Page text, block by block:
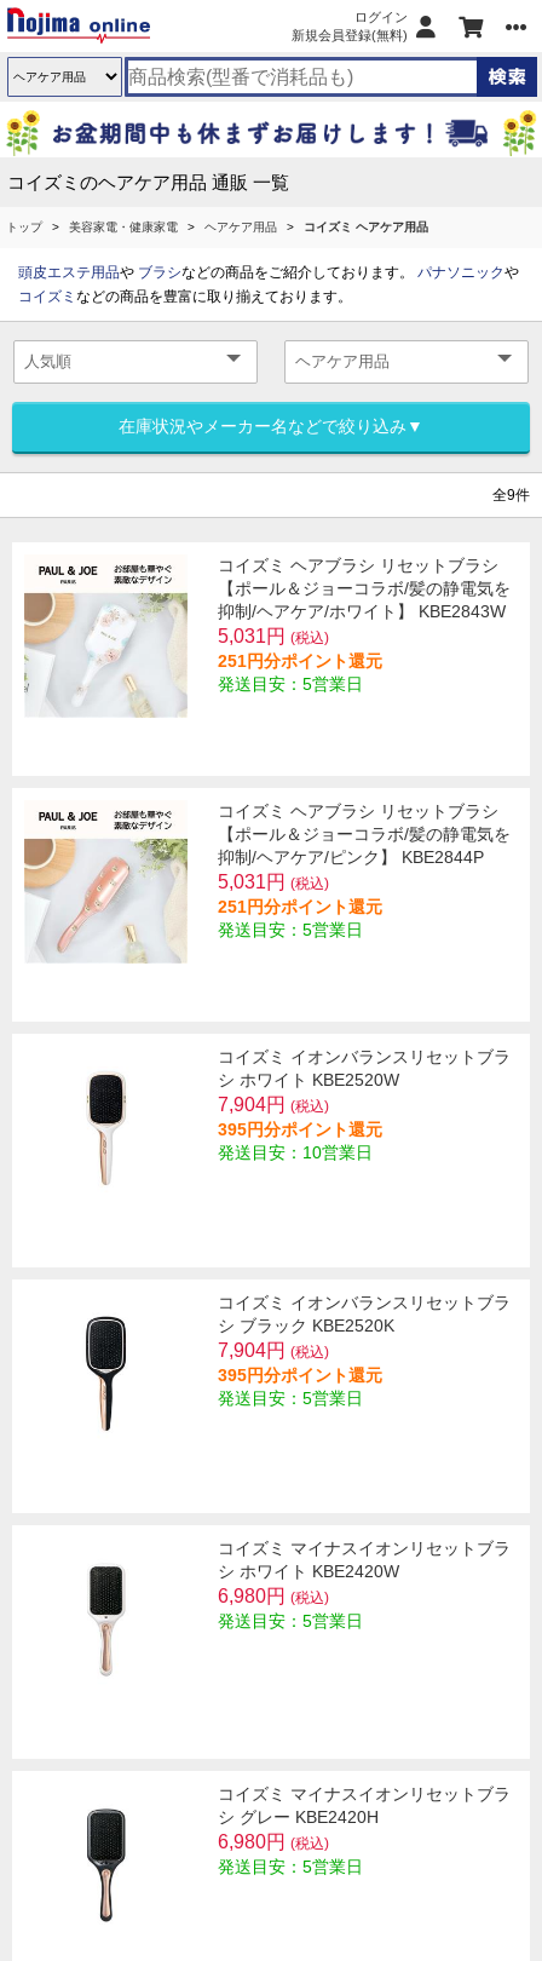
ログイン
新規会員登録(無料)
コイズミのヘアケア用品 通販 一覧
トップ 美容家電・健康家電 ヘアケア用品 コイズミ ヘアケア用品
頭皮エステ用品や ブラシなどの商品をご紹介しております。 パナソニックや
コイズミ などの商品を豊富に取り揃えております。
在庫状況やメーカー名などで絞り込み▼
全9件
コイズミ ヘアブラシ リセットブラシ
【ポール＆ジョーコラボ/髪の静電気を
抑制/ヘアケア/ホワイト】 KBE2843W
5,031円 (税込)
251円分ポイント還元
発送目安：5営業日
コイズミ ヘアブラシ リセットブラシ
【ポール＆ジョーコラボ/髪の静電気を
抑制/ヘアケア/ピンク】 KBE2844P
5,031円 (税込)
251円分ポイント還元
発送目安：5営業日
コイズミ イオンバランスリセットブラ
シ ホワイト KBE2520W
7,904円 (税込)
395円分ポイント還元
発送目安：10営業日
コイズミ イオンバランスリセットブラ
シ ブラック KBE2520K
7,904円 (税込)
395円分ポイント還元
発送目安：5営業日
コイズミ マイナスイオンリセットブラ
シ ホワイト KBE2420W
6,980円 (税込)
発送目安：5営業日
コイズミ マイナスイオンリセットブラ
シ グレー KBE2420H
6,980円 (税込)
発送目安：5営業日